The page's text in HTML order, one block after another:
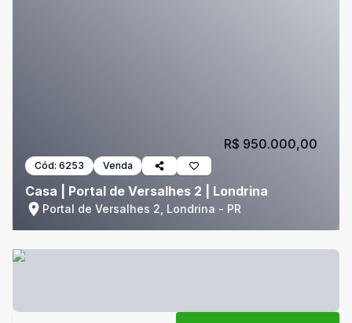
Cód: 6253 Venda
Casa | Portal de Versalhes 2 | Londrina
Portal de Versalhes 2, Londrina - PR
R$ 950.000,00